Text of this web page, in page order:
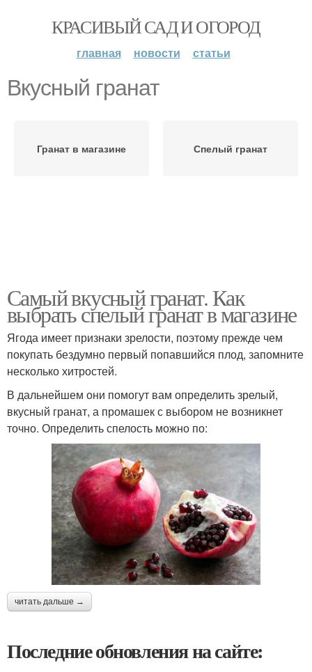
КРАСИВЫЙ САД И ОГОРОД
главная новости статьи
Вкусный гранат
Гранат в магазине Спелый гранат
Самый вкусный гранат. Как
выбрать спелый гранат в магазине
Ягода имеет признаки зрелости, поэтому прежде чем
покупать бездумно первый попавшийся плод, запомните
несколько хитростей.
В дальнейшем они помогут вам определить зрелый,
вкусный гранат, а промашек с выбором не возникнет
точно. Определить спелость можно по:
читать дальше →
Последние обновления на сайте: